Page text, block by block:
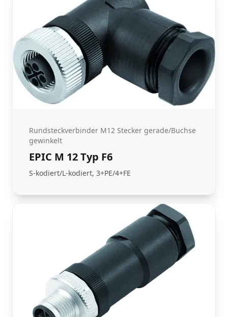
Rundsteckverbinder M12 Stecker gerade/Buchse
gewinkelt
EPIC M 12 Typ F6
S-kodiert/L-kodiert, 3+PE/4+FE